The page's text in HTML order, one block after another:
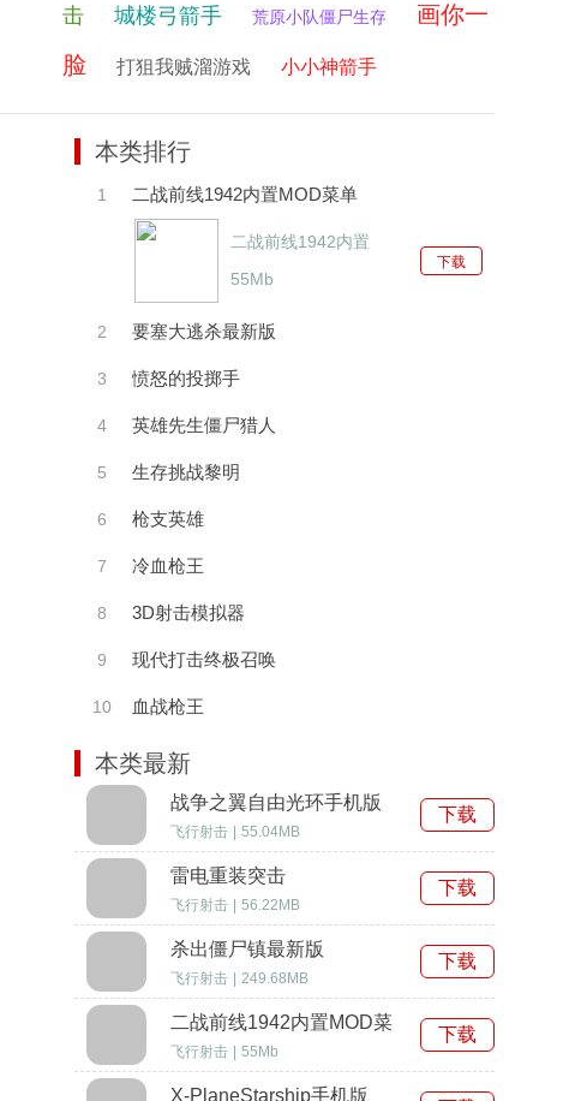
击 城楼弓箭手 荒原小队僵尸生存
画你一
脸
打狙我贼溜游戏 小小神箭手
本类排行
1 二战前线1942内置MOD菜单
二战前线1942内置
MOD菜单
55Mb
下载
2 要塞大逃杀最新版
3 愤怒的投掷手
4 英雄先生僵尸猎人
5 生存挑战黎明
6 枪支英雄
7 冷血枪王
8 3D射击模拟器
9 现代打击终极召唤
10 血战枪王
本类最新
战争之翼自由光环手机版
飞行射击 55.04MB
下载
雷电重装突击
飞行射击 56.22MB
下载
杀出僵尸镇最新版
飞行射击 249.68MB
下载
二战前线1942内置MOD菜
单
飞行射击 55Mb
下载
X-PlaneStarship手机版